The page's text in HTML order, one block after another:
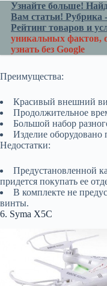
Узнайте больше!
Вам статьи! Рубрика
Рейтинг товаров и
уникальных фактов,
узнать без Google
Преимущества:
Красивый внешний
Продолжительное
Большой набор
Изделие
Недостатки:
Предустановленной
придется покупать ее
В комплекте не
винты.
6. Syma X5C